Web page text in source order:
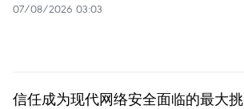
07/08/2026 03:03
信任成为现代网络安全面临的最大挑